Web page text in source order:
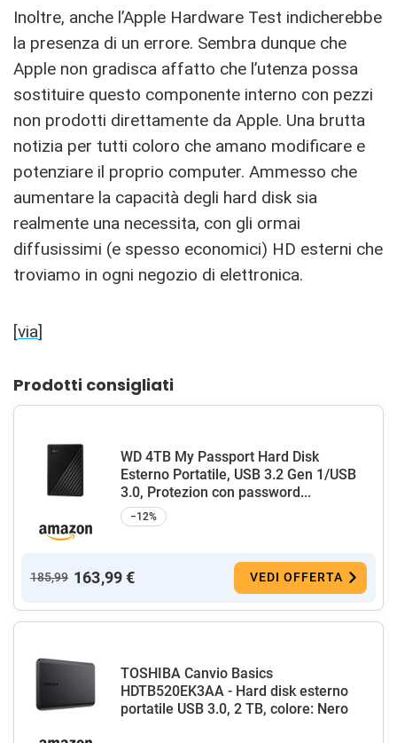
Inoltre, anche l’Apple Hardware Test indicherebbe
la presenza di un errore. Sembra dunque che
Apple non gradisca affatto che l’utenza possa
sostituire questo componente interno con pezzi
non prodotti direttamente da Apple. Una brutta
notizia per tutti coloro che amano modificare e
potenziare il proprio computer. Ammesso che
aumentare la capacità degli hard disk sia
realmente una necessita, con gli ormai
diffusissimi (e spesso economici) HD esterni che
troviamo in ogni negozio di elettronica.
[via]
Prodotti consigliati
WD 4TB My Passport Hard Disk
Esterno Portatile, USB 3.2 Gen 1/USB
3.0, Protezion con password...
−12%
185,99 163,99 € VEDI OFFERTA
TOSHIBA Canvio Basics
HDTB520EK3AA - Hard disk esterno
portatile USB 3.0, 2 TB, colore: Nero